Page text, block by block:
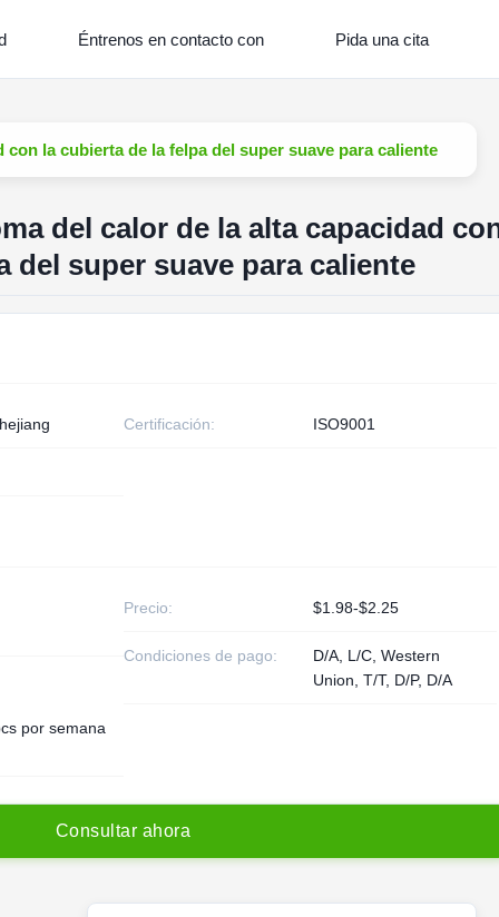
Éntrenos en contacto con Pida una cita
la cubierta de la felpa del super suave para caliente
del calor de la alta capacidad
del super suave para caliente
Certificación: ISO9001
Precio: $1.98-$2.25
Condiciones de pago:
D/A, L/C, Western
Union, T/T, D/P, D/A
por semana
Consu tar ahora